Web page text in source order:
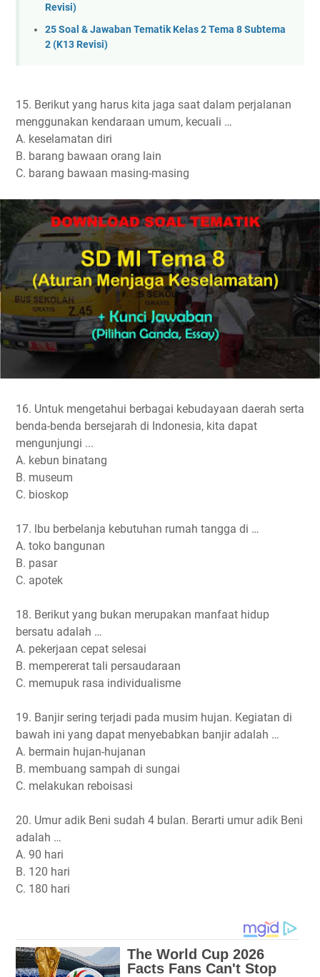
Revisi)
25 Soal & Jawaban Tematik Kelas 2 Tema 8 Subtema
2 (K13 Revisi)
15. Berikut yang harus kita jaga saat dalam perjalanan
menggunakan kendaraan umum, kecuali …
A. keselamatan diri
B. barang bawaan orang lain
C. barang bawaan masing-masing
16. Untuk mengetahui berbagai kebudayaan daerah serta
benda-benda bersejarah di Indonesia, kita dapat
mengunjungi ...
A. kebun binatang
B. museum
C. bioskop
17. lbu berbelanja kebutuhan rumah tangga di …
A. toko bangunan
B. pasar
C. apotek
18. Berikut yang bukan merupakan manfaat hidup
bersatu adalah …
A. pekerjaan cepat selesai
B. mempererat tali persaudaraan
C. memupuk rasa individualisme
19. Banjir sering terjadi pada musim hujan. Kegiatan di
bawah ini yang dapat menyebabkan banjir adalah …
A. bermain hujan-hujanan
B. membuang sampah di sungai
C. melakukan reboisasi
20. Umur adik Beni sudah 4 bulan. Berarti umur adik Beni
adalah …
A. 90 hari
B. 120 hari
C. 180 hari